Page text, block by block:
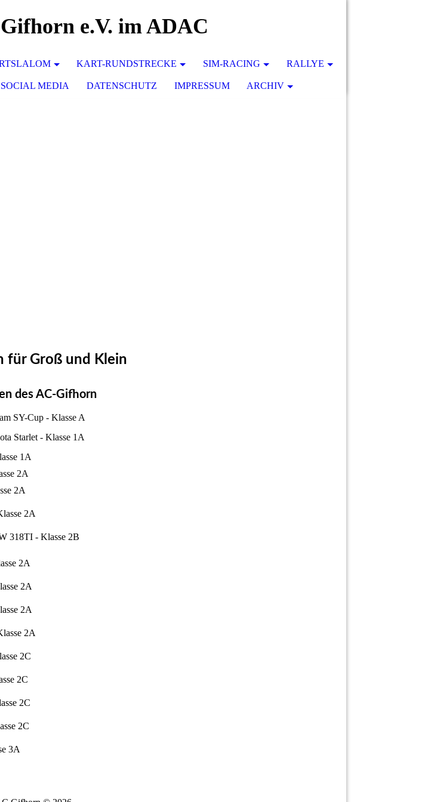
e.V. im ADAC
KART-RUNDSTRECKE SIM-RACING RALLYE
SOCIAL MEDIA DATENSCHUTZ IMPRESSUM ARCHIV
für Groß und Klein
des AC-Gifhorn
SY-Cup - Klasse A
Starlet - Klasse 1A
1A
2A
2A
2A
318TI - Klasse 2B
2A
2A
2A
2A
2C
2C
2C
2C
3A